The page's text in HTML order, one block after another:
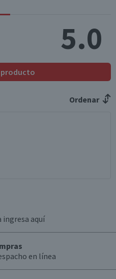
5.0
Ordenar
ingresa aquí
en línea